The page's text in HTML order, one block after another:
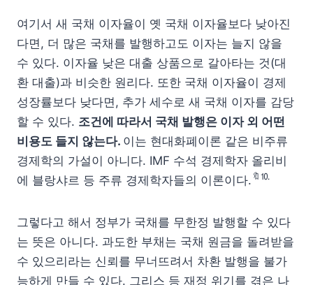
여기서 새 국채 이자율이 옛 국채 이자율보다 낮아진
다면, 더 많은 국채를 발행하고도 이자는 늘지 않을
수 있다. 이자율 낮은 대출 상품으로 갈아타는 것(대
환 대출)과 비슷한 원리다. 또한 국채 이자율이 경제
성장률보다 낮다면, 추가 세수로 새 국채 이자를 감당
할 수 있다. 조건에 따라서 국채 발행은 이자 외 어떤
비용도 들지 않는다. 이는 현대화폐이론 같은 비주류
경제학의 가설이 아니다. IMF 수석 경제학자 올리비
에 블랑샤르 등 주류 경제학자들의 이론이다. 🔖⒑
그렇다고 해서 정부가 국채를 무한정 발행할 수 있다
는 뜻은 아니다. 과도한 부채는 국채 원금을 돌려받을
수 있으리라는 신뢰를 무너뜨려서 차환 발행을 불가
능하게 만들 수 있다. 그리스 등 재정 위기를 겪은 나